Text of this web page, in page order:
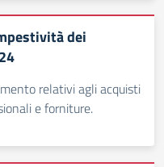
dei
relativi agli acquisti
e forniture.